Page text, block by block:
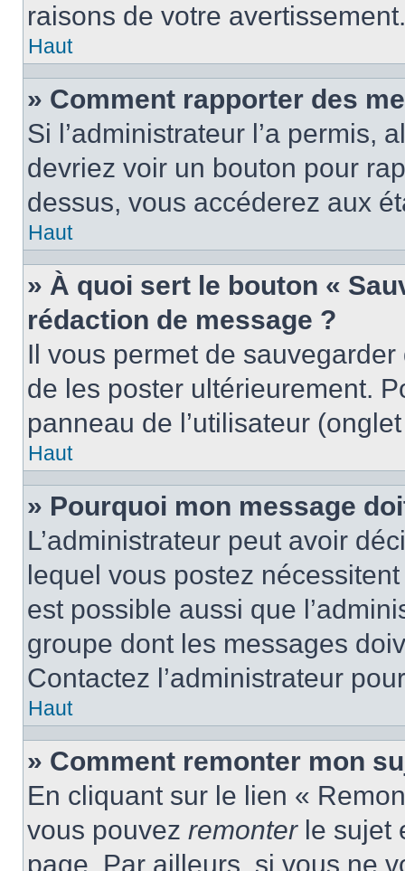
raisons de votre avertissement.
Haut
» Comment rapporter des
Si l’administrateur l’a permis,
devriez voir un bouton pour
dessus, vous accéderez aux
Haut
» À quoi sert le bouton «
rédaction de message ?
Il vous permet de
de les poster ultérieurement.
panneau de l’utilisateur
Haut
» Pourquoi mon message
L’administrateur peut avoir
lequel vous postez
est possible aussi que
groupe dont les messages
Contactez l’administrateur
Haut
» Comment remonter mon
En cliquant sur le lien «
vous pouvez remonterle sujet
page. Par ailleurs, si vous ne